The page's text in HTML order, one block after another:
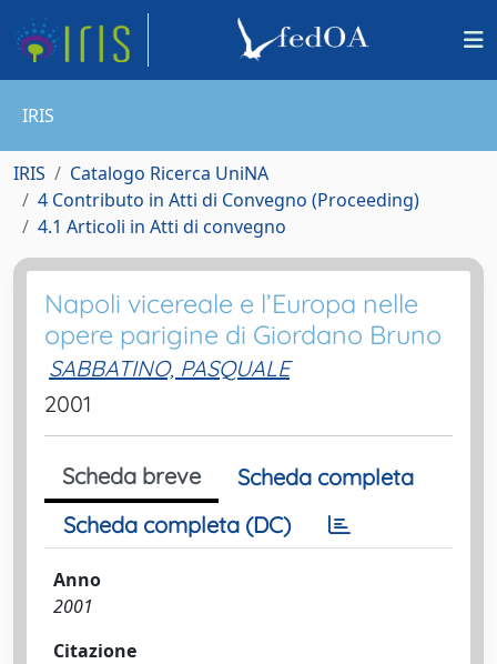
IRIS
IRIS
Catalogo Ricerca UniNA
4 Contributo in Atti di Convegno (Proceeding)
4.1 Articoli in Atti di convegno
Napoli vicereale e l’Europa nelle
opere parigine di Giordano Bruno
SABBATINO, PASQUALE
2001
Scheda breve
Scheda completa
Scheda completa (DC)
Anno
2001
Citazione